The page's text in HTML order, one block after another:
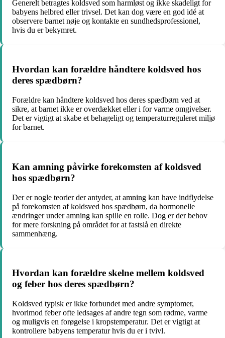
Generelt betragtes koldsved som harmløst og ikke skadeligt for
babyens helbred eller trivsel. Det kan dog være en god idé at
observere barnet nøje og kontakte en sundhedsprofessionel,
hvis du er bekymret.
Hvordan kan forældre håndtere koldsved hos
deres spædbørn?
Forældre kan håndtere koldsved hos deres spædbørn ved at
sikre, at barnet ikke er overdækket eller i for varme omgivelser.
Det er vigtigt at skabe et behageligt og temperaturreguleret miljø
for barnet.
Kan amning påvirke forekomsten af koldsved
hos spædbørn?
Der er nogle teorier der antyder, at amning kan have indflydelse
på forekomsten af koldsved hos spædbørn, da hormonelle
ændringer under amning kan spille en rolle. Dog er der behov
for mere forskning på området for at fastslå en direkte
sammenhæng.
Hvordan kan forældre skelne mellem koldsved
og feber hos deres spædbørn?
Koldsved typisk er ikke forbundet med andre symptomer,
hvorimod feber ofte ledsages af andre tegn som rødme, varme
og muligvis en forøgelse i kropstemperatur. Det er vigtigt at
kontrollere babyens temperatur hvis du er i tvivl.